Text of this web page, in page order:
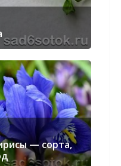
— сорта,